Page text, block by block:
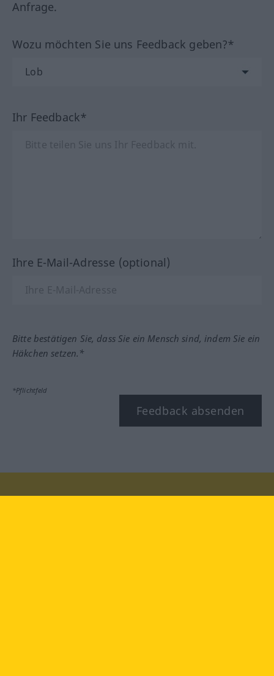
Anfrage.
Wozu möchten Sie uns Feedback geben?*
Ihr Feedback*
Ihre E-Mail-Adresse (optional)
Bitte bestätigen Sie, dass Sie ein Mensch sind, indem Sie ein
Häkchen setzen.*
*Pflichtfeld
Feedback absenden